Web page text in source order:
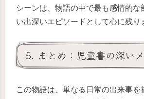
シーンは、物語の中で最も感情的な
い出深いエピソードとして心に残り
5. まとめ：児童書の深い
この物語は、単なる日常の出来事を